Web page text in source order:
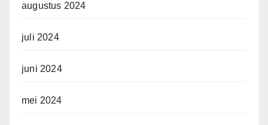
augustus 2024
juli 2024
juni 2024
mei 2024